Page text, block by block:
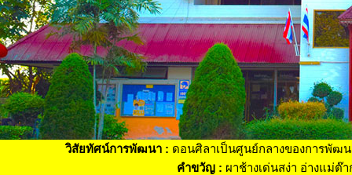
วิสัยทัศน์การพัฒนา : ดอนศิลาเป็นศูนย์กลางของการพัฒ
คำขวัญ : ผาช้างเด่นสง่า อ่างแม่ต๊